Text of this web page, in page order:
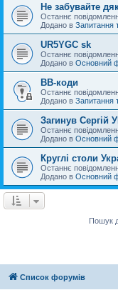
Не забувайте
Останнє
Додано в Запитання
UR5YGC sk
Останнє
Додано в Основний
BB-коди
Останнє
Додано в Запитання
Загинув Сергій
Останнє
Додано в Основний
Круглі столи
Останнє
Додано в Основний
Пошук
Список форумів